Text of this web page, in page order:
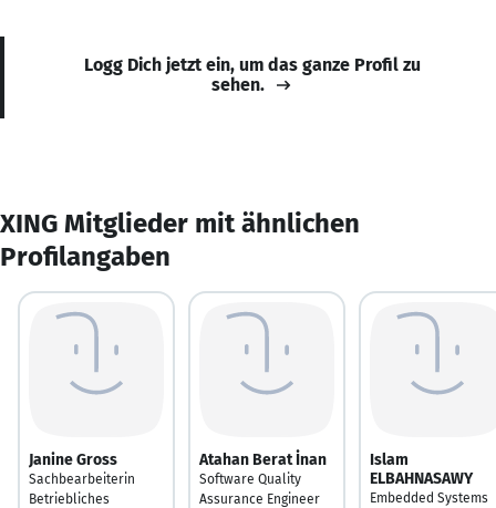
Logg Dich jetzt ein, um das ganze Profil zu
sehen.
XING Mitglieder mit ähnlichen
Profilangaben
Janine Gross
Sachbearbeiterin
Betriebliches
Atahan Berat İnan
Software Quality
Assurance Engineer
Islam
ELBAHNASAWY
Embedded Systems